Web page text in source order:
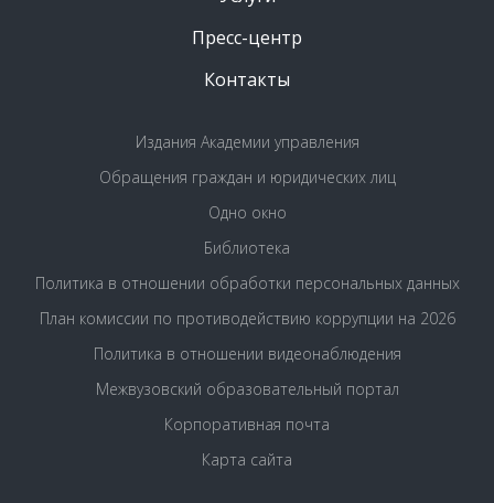
Пресс-центр
Контакты
Издания Академии управления
Обращения граждан и юридических лиц
Одно окно
Библиотека
Политика в отношении обработки персональных данных
План комиссии по противодействию коррупции на 2026
Политика в отношении видеонаблюдения
Межвузовский образовательный портал
Корпоративная почта
Карта сайта